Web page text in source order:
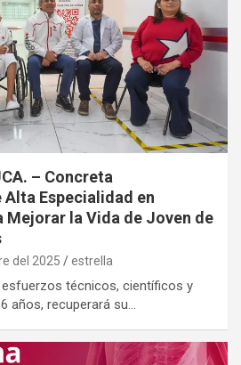
– Concreta
Especialidad en
Mejorar la Vida de Joven de
del 2025 estrella
técnicos, científicos y
años, recuperará su…